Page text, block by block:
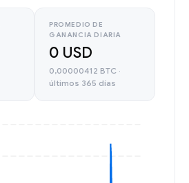
PROMEDIO DE
GANANCIA DIARIA
0 USD
0,00000412 BTC ·
últimos 365 días